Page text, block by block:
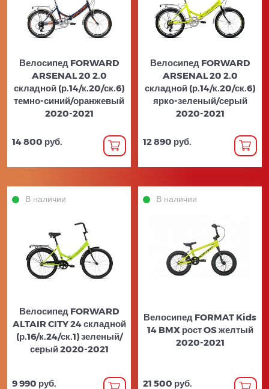
Велосипед FORWARD
ARSENAL 20 2.0
складной (р.14/к.20/ск.6)
темно-синий/оранжевый
2020-2021
14 800 руб.
Велосипед FORWARD
ARSENAL 20 2.0
складной (р.14/к.20/ск.6)
ярко-зеленый/серый
2020-2021
12 890 руб.
В наличии
Велосипед FORWARD
ALTAIR CITY 24 складной
(р.16/к.24/ск.1) зеленый/
серый 2020-2021
9 990 руб.
В наличии
Велосипед FORMAT Kids
14 BMX рост OS желтый
2020-2021
21 500 руб.